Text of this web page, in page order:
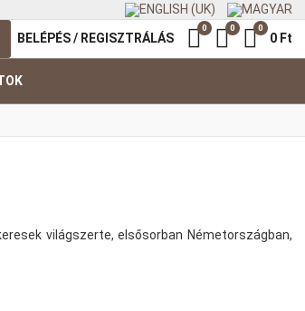
BELÉPÉS / REGISZTRÁLÁS Kedvenc
0 0 Kosár
0
0 Ft
világszerte, elsősorban Németországban,